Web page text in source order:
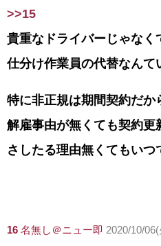
>>15
貴重なドライバーじゃなく
仕分け作業員の代替なんて
特に非正規は期間契約だか
解雇事由が無くても契約更
さしたる理由無くてもいつ
16 名無し＠ニュー即 2020/10/